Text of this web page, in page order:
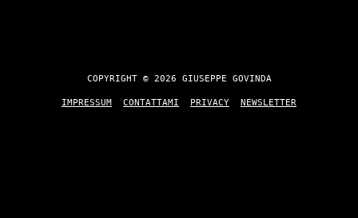
COPYRIGHT © 2026 GIUSEPPE GOVINDA
IMPRESSUM CONTATTAMI PRIVACY NEWSLETTER